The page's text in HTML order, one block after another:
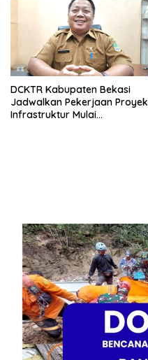
DCKTR Kabupaten Bekasi
Jadwalkan Pekerjaan Proyek
Infrastruktur Mulai